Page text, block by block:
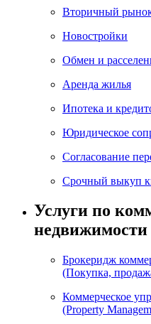
Вторичный
Новостройки
Обмен и
Аренда жилья
Ипотека и
Юридическое
Согласование
Срочный выкуп
Услуги по
недвижимости
Брокеридж
(Покупка,
Коммерческое
(Property